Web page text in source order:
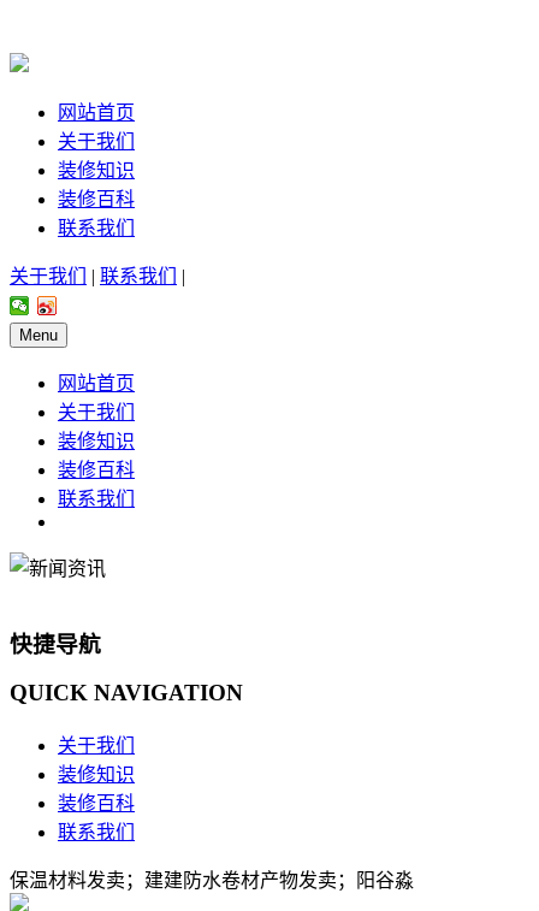
网站首页
关于我们
装修知识
装修百科
联系我们
关于我们 | 联系我们 |
Menu
网站首页
关于我们
装修知识
装修百科
联系我们
快捷导航
QUICK NAVIGATION
关于我们
装修知识
装修百科
联系我们
保温材料发卖；建建防水卷材产物发卖；阳谷淼